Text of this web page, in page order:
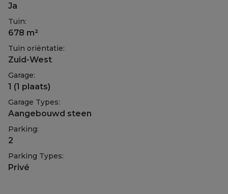
Ja
Tuin:
678 m²
Tuin oriëntatie:
Zuid-West
Garage:
1 (1 plaats)
Garage Types:
Aangebouwd steen
Parking:
2
Parking Types:
Privé